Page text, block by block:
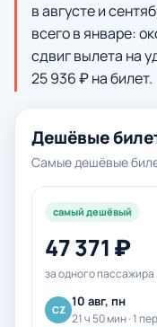
в августе и
всего в январе:
сдвиг вылета на
25 936 ₽ на билет.
Дешёвые
Самые дешёвые
самый дешёвый
47 371 ₽
за одного пассажира
CZ
10 авг, пн